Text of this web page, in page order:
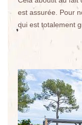
est assurée. Pour
qui est totalement